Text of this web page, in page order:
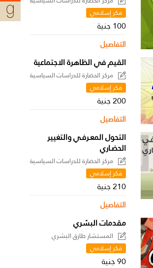
فكر إسلامي
100 جنية
التفاصيل
القيم في الظاهرة الاجتماعية
مركز الحضارة للدراسات السياسية
فكر إسلامي
200 جنية
التفاصيل
التحول المعـرفـي والتغيير
الحضـاري
مركز الحضارة للدراسات السياسية
فكر إسلامي
210 جنية
التفاصيل
مقدمات البشري
المستشار طارق البشري
فكر إسلامي
90 جنية